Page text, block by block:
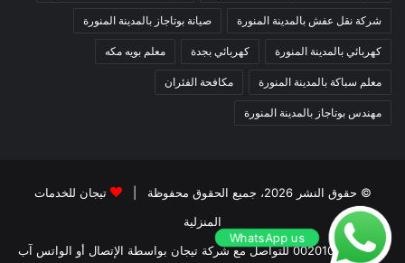
شركة نقل عفش بالمدينة المنورة صيانة بوتاجاز بالمدينة المنورة
كهربائي بالمدينة المنورة كهربائي بجدة معلم بويه مكه
معلم سباكة بالمدينة المنورة مكافحة الفئران
مهندس بوتاجاز بالمدينة المنورة
© حقوق النشر 2026، جميع الحقوق محفوظة |
تيجان للخدمات
المنزلية
00201011207263 للتواصل مع شركة تيجان بواسطة الإتصال أو الواتس آب
WhatsApp us